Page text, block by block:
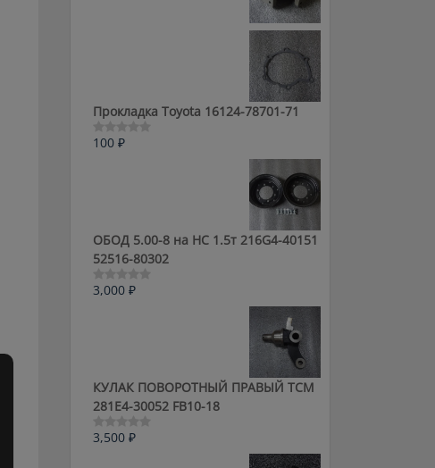
Прокладка Toyota 16124-78701-71
Оценка
100 ₽
ОБОД 5.00-8 на HC 1.5т 216G4-40151
52516-80302
Оценка
3,000 ₽
КУЛАК ПОВОРОТНЫЙ ПРАВЫЙ ТСМ
281E4-30052 FB10-18
Оценка
3,500 ₽